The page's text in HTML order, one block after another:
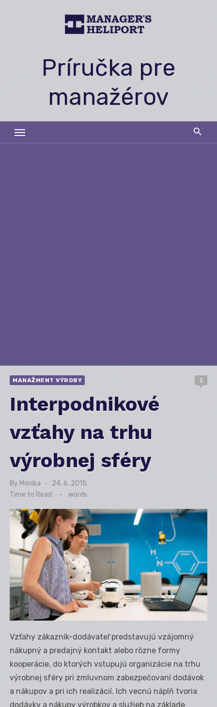
Príručka pre
manažérov
MANAŽMENT VÝROBY 2
Interpodnikové
vzťahy na trhu
výrobnej sféry
By Monika
Posted
on
24. 6. 2015
Time to Read:
- words
Vzťahy zákazník-dodávateľ predstavujú vzájomný
nákupný a predajný kontakt alebo rôzne formy
kooperácie, do ktorých vstupujú organizácie na trhu
výrobnej sféry pri zmluvnom zabezpečovaní dodávok
a nákupov a pri ich realizácií. Ich vecnú náplň tvoria
dodávky a nákupy výrobkov a služieb na základe